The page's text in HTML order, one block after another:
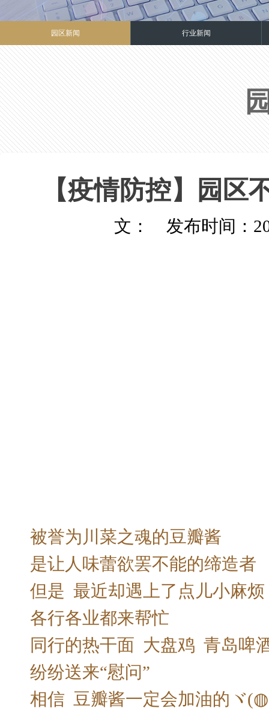
园区新闻 行业新闻
【疫情防控】园区
文： 发布时间：
被誉为川菜之魂的豆瓣酱
是让人味蕾欲罢不能的缔造者
但是 最近却遇上了点儿小麻烦
各行各业都来帮忙
同行的热干面 大盘鸡 青岛啤
纷纷送来“慰问”
相信 豆瓣酱一定会加油的ヾ